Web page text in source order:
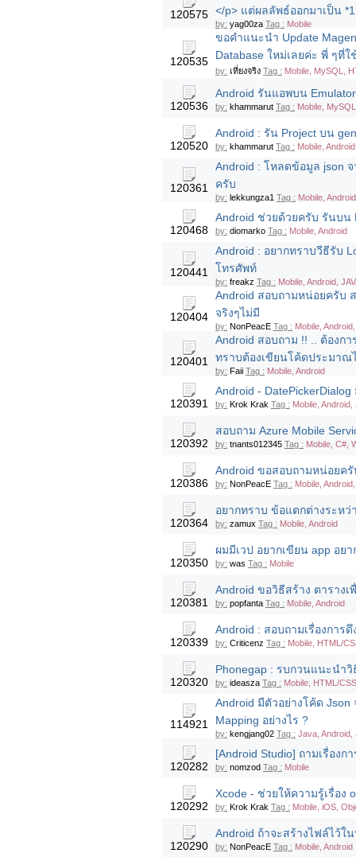
120575 </p> แต่ผลลัพธ์ออกมาเป็น
by: yag00za Tag : Mobile
120535
ขอคำแนะนำ Update
Database ใหม่เลยค่ะ พี่ ๆที่
by: เที่ยงจริง Tag : Mobile, MySQL,
120536
Android รันแอพบน
by: khammarut Tag : Mobile,
120520
Android : รัน Project บน
by: khammarut Tag : Mobile, Android
120361
Android : โหลดข้อมูล json
ครับ
by: lekkungza1 Tag : Mobile,
120468
Android ช่วยด้วยครับ รันบน
by: diomarko Tag : Mobile, Android
120441
Android : อยากทราบวีธีรับ
โทรศัพท์
by: freakz Tag : Mobile, Android,
120404
Android สอบถามหน่อยครับ
จริงๆไม่มี
by: NonPeacE Tag : Mobile,
120401
Android สอบถาม !! .. ต้องก
ทราบต้องเขียนโค้ดประมาณ
by: Faii Tag : Mobile, Android
120391
Android -
by: Krok Krak Tag : Mobile, Android,
120392
สอบถาม Azure Mobile
by: tnants012345 Tag : Mobile, C#,
120386
Android ขอสอบถามหน่อยค
by: NonPeacE Tag : Mobile,
120364
อยากทราบ ข้อแตกต่างระหว่
by: zamux Tag : Mobile, Android
120350
ผมมีเวป อยากเขียน app อย
by: was Tag : Mobile
120381
Android ขอวิธีสร้าง ตาราง
by: popfanta Tag : Mobile, Android
120339
Android : สอบถามเรื่องการ
by: Criticenz Tag : Mobile, HTML/
120320
Phonegap : รบกวนแนะนำ
by: ideasza Tag : Mobile, HTML/
114921
Android มีตัวอย่างโค้ด
Mapping อย่างไร ?
by: kengjang02 Tag : Java, Android,
120282
[Android Studio] ถามเรื่อง
by: nomzod Tag : Mobile
120292
Xcode - ช่วยให้ความรู้เรื่อง
by: Krok Krak Tag : Mobile, iOS,
120290
Android ถ้าจะสร้างไฟล์ไว้ใ
by: NonPeacE Tag : Mobile, Android